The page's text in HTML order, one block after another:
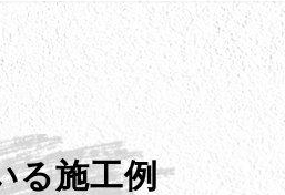
る施工例